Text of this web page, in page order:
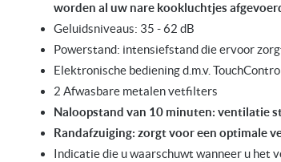
worden al uw nare kookluchtjes
Geluidsniveaus: 35 - 62 dB
Powerstand: intensiefstand die ervoor
Elektronische bediening d.m.v.
2 Afwasbare metalen vetfilters
Naloopstand van 10 minuten: ventilatie
Randafzuiging: zorgt voor een optimale
Indicatie die u waarschuwt wanneer u het